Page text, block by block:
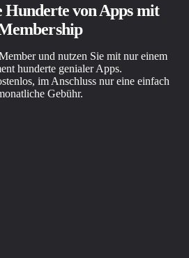
Hunderte von Apps mit
und nutzen Sie mit nur einem
hunderte genialer Apps.
im Anschluss nur eine einfach
Gebühr.